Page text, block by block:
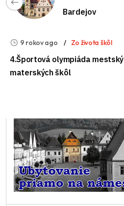
Bardejov
9 rokov ago Zo života škôl
4.Športová olympiáda
materských škôl